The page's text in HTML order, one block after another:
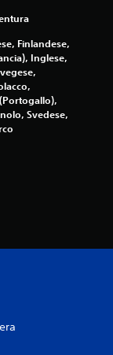
e
a
0
Finlandese,
Inglese,
Svedese,